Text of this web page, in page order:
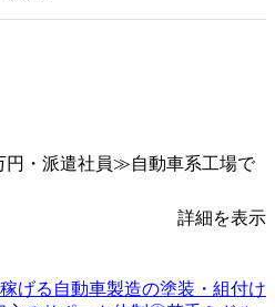
円・派遣社員≫自動車系工場で
詳細を表示